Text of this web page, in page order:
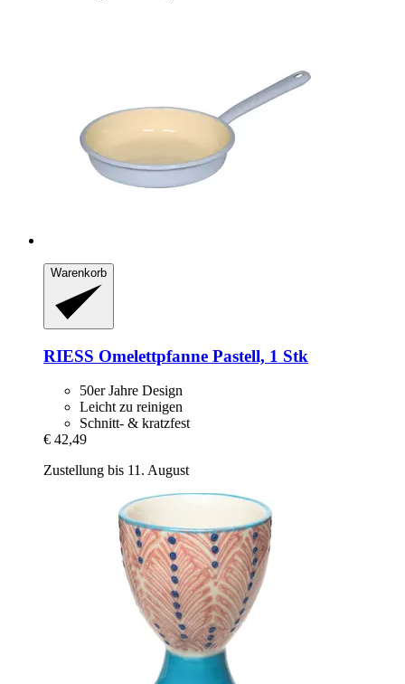
Warenkorb
RIESS Omelettpfanne Pastell, 1 Stk
50er Jahre Design
Leicht zu reinigen
Schnitt- & kratzfest
€ 42,49
Zustellung bis 11. August